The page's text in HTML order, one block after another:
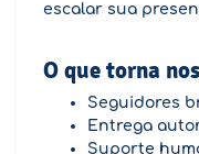
escalar sua
O que torna
Seguidores
Entrega
Suporte